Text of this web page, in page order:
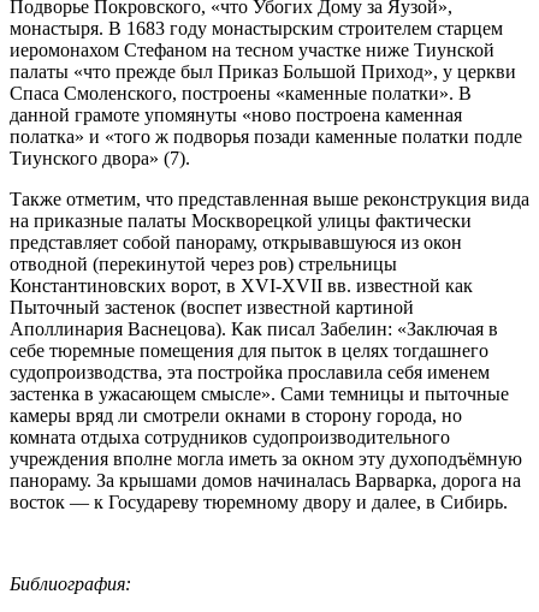
Подворье Покровского, «что Убогих Дому за Яузой»,
монастыря. В 1683 году монастырским строителем старцем
иеромонахом Стефаном на тесном участке ниже Тиунской
палаты «что прежде был Приказ Большой Приход», у церкви
Спаса Смоленского, построены «каменные полатки». В
данной грамоте упомянуты «ново построена каменная
полатка» и «того ж подворья позади каменные полатки подле
Тиунского двора» (7).
Также отметим, что представленная выше реконструкция вида
на приказные палаты Москворецкой улицы фактически
представляет собой панораму, открывавшуюся из окон
отводной (перекинутой через ров) стрельницы
Константиновских ворот, в XVI-XVII вв. известной как
Пыточный застенок (воспет известной картиной
Аполлинария Васнецова). Как писал Забелин: «Заключая в
себе тюремные помещения для пыток в целях тогдашнего
судопроизводства, эта постройка прославила себя именем
застенка в ужасающем смысле». Сами темницы и пыточные
камеры вряд ли смотрели окнами в сторону города, но
комната отдыха сотрудников судопроизводительного
учреждения вполне могла иметь за окном эту духоподъёмную
панораму. За крышами домов начиналась Варварка, дорога на
восток — к Государеву тюремному двору и далее, в Сибирь.
Библиография: